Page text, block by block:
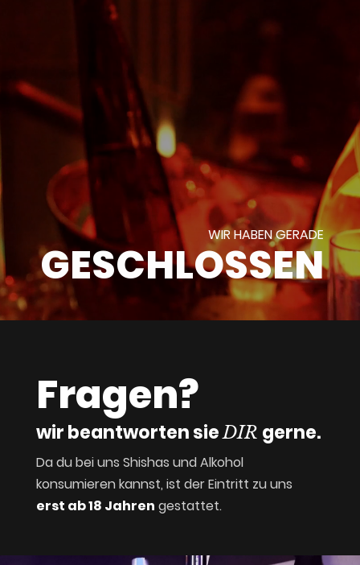
WIR HABEN GERADE
GESCHLOSSEN
Fragen?
wir beantworten sieDIR gerne.
Da du bei uns Shishas und Alkohol
konsumieren kannst, ist der Eintritt zu uns
erst ab 18 Jahren gestattet.